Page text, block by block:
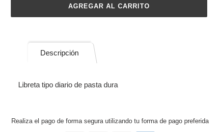
AGREGAR AL CARRITO
carrito
Descripción
Libreta tipo diario de pasta dura
Realiza el pago de forma segura utilizando tu forma de pago preferida